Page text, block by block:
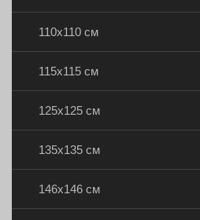
110х110 см
115х115 см
125х125 см
135х135 см
146х146 см